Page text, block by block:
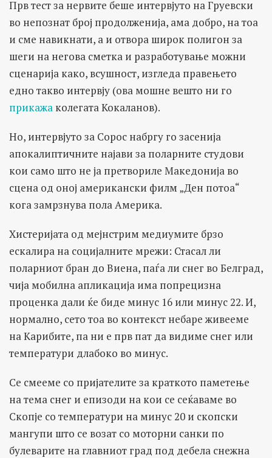
Прв тест за нервите беше интервјуто на Груевски
во непознат број продолженија, ама добро, на тоа
и сме навикнати, а и отвора широк полигон за
шеги на негова сметка и разработување можни
сценарија како, всушност, изгледа правењето
едно такво интервју (ова мошне вешто ни го
прикажа колегата Кокаланов).
Но, интервјуто за Сорос набргу го засенија
апокалиптичните најави за поларните студови
кои само што не ја претвориле Македонија во
сцена од оној американски филм „Ден потоа“
кога замрзнува пола Америка.
Хистеријата од мејнстрим медиумите брзо
ескалира на социјалните мрежи: Стасал ли
поларниот бран до Виена, паѓа ли снег во Белград,
чија мобилна апликација има попрецизна
проценка дали ќе биде минус 16 или минус 22. И,
нормално, сето тоа во контекст небаре живееме
на Карибите, па ни е прв пат да видиме снег или
температури длабоко во минус.
Се смееме со пријателите за краткото паметење
на тема снег и епизоди на кои се сеќаваме во
Скопје со температури на минус 20 и скопски
мангупи што се возат со моторни санки по
булеварите на главниот град под дебела снежна